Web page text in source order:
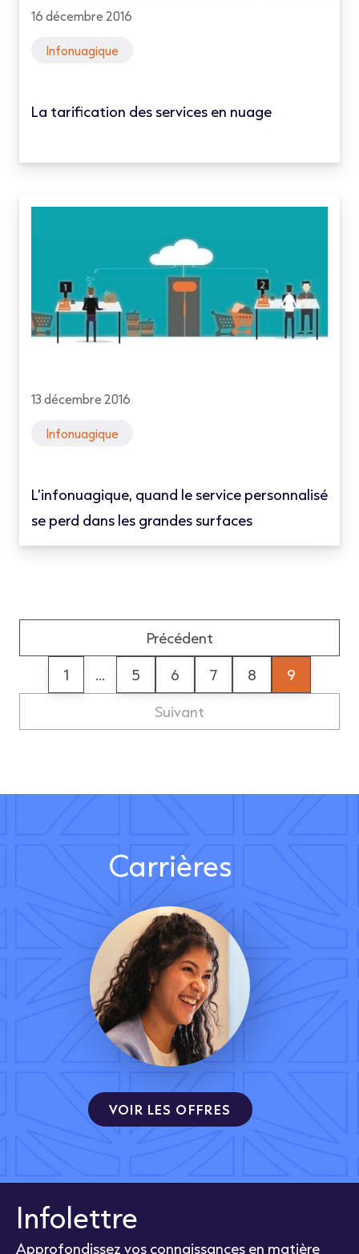
16 décembre 2016
Infonuagique
La tarification des services en nuage
13 décembre 2016
Infonuagique
L’infonuagique, quand le service personnalisé
se perd dans les grandes surfaces
Précédent
1
... 5 6 7 8
9
Suivant
Carrières
VOIR LES OFFRES
Infolettre
Approfondissez vos connaissances en matière